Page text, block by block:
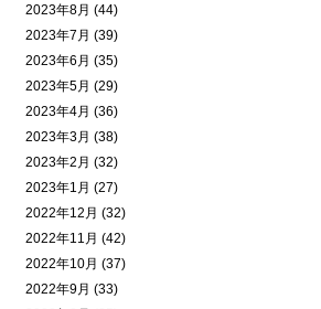
2023年8月 (44)
2023年7月 (39)
2023年6月 (35)
2023年5月 (29)
2023年4月 (36)
2023年3月 (38)
2023年2月 (32)
2023年1月 (27)
2022年12月 (32)
2022年11月 (42)
2022年10月 (37)
2022年9月 (33)